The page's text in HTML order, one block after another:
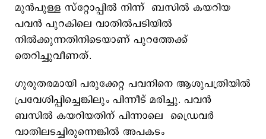
മുന്‍പുള്ള സ്റ്റോപ്പില്‍ നിന്ന് ബസില്‍ കയറിയ
പവന്‍ പുറകിലെ വാതില്‍പടിയില്‍
നില്‍ക്കുന്നതിനിടെയാണ് പുറത്തേക്ക്
തെറിച്ചുവീണത്.
ഗുരുതരമായി പരുക്കേറ്റ പവനിനെ ആശുപത്രിയില്‍
പ്രവേശിപ്പിച്ചെങ്കിലും പിന്നീട് മരിച്ചു. പവന്‍
ബസില്‍ കയറിയതിന് പിന്നാലെ ഡ്രൈവര്‍
വാതിലടച്ചിരുന്നെങ്കില്‍ അപകടം